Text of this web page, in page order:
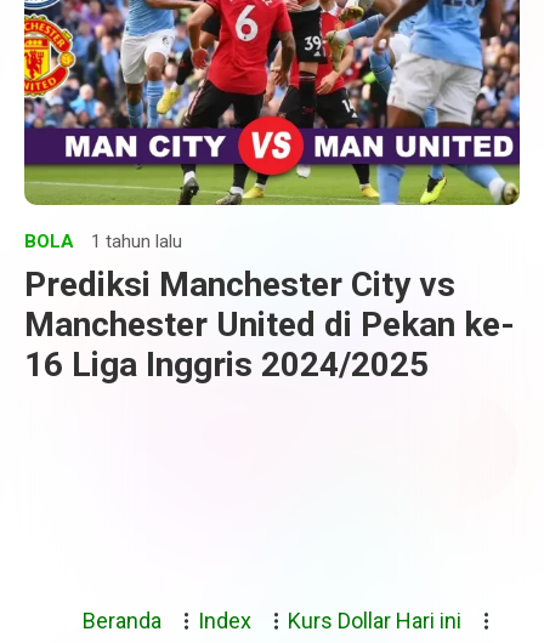
BOLA 1 tahun lalu
Prediksi Manchester City vs
Manchester United di Pekan ke-
16 Liga Inggris 2024/2025
Beranda Index
Kurs Dollar Hari ini